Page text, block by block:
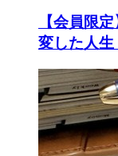
【会員限
変した人生